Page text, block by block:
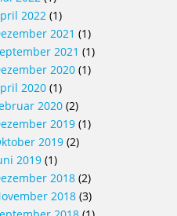
2022 (1)
2021 (1)
2021 (1)
2020 (1)
2020 (1)
2020 (2)
2019 (1)
2019 (2)
2019 (1)
2018 (2)
2018 (3)